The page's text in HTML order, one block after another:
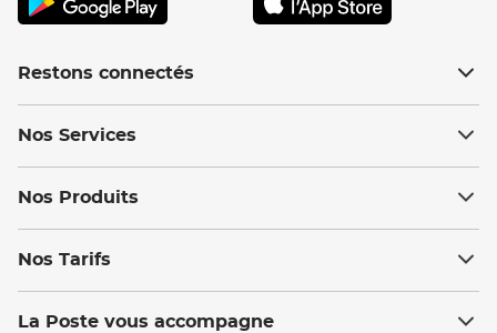
Restons connectés
Nos Services
Nos Produits
Nos Tarifs
La Poste vous accompagne